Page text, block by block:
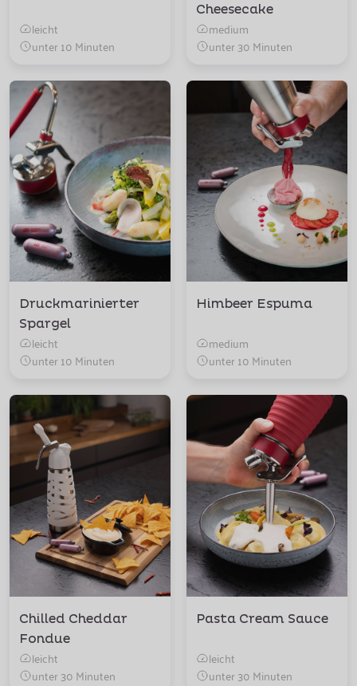
leicht
unter 10 Minuten
Cheesecake
medium
unter 30 Minuten
Druckmarinierter
Spargel
leicht
unter 10 Minuten
Himbeer Espuma
medium
unter 10 Minuten
Chilled Cheddar
Fondue
leicht
unter 30 Minuten
Pasta Cream Sauce
leicht
unter 30 Minuten